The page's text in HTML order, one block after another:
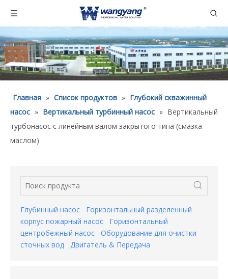
Главная » Список продуктов » Глубокий скважинный
насос » Вертикальный турбинный насос » Вертикальный
турбонасос с линейным валом закрытого типа (смазка
маслом)
Глубинный насос
Горизонтальный разделенный
корпус пожарный насос
Горизонтальный
центробежный насос
Оборудование для очистки
сточных вод
Двигатель & Передача